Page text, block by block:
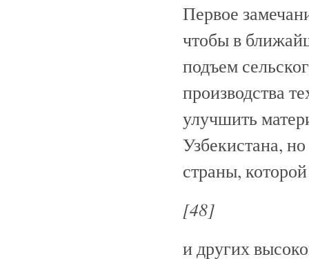
Первое
чтобы в
подъем
производства
улучшить
Узбекистана,
страны,
[48]
и других